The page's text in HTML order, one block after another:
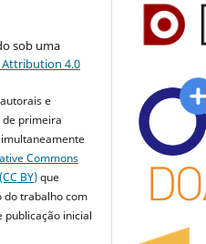
sob uma
4.0
e
primeira
Commons
BY)que
trabalho com
publicação inicial